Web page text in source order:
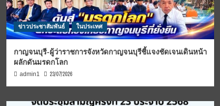
ข่าวประชาสัมพันธ์ ในประเทศ
กาญจนบุรี-ผู้ว่าราชการจังหวัดกาญจนบุรีชี้แจงชัดเจนเดินหน้า
ผลักดันมรดกโลก
admin1 23/07/2026